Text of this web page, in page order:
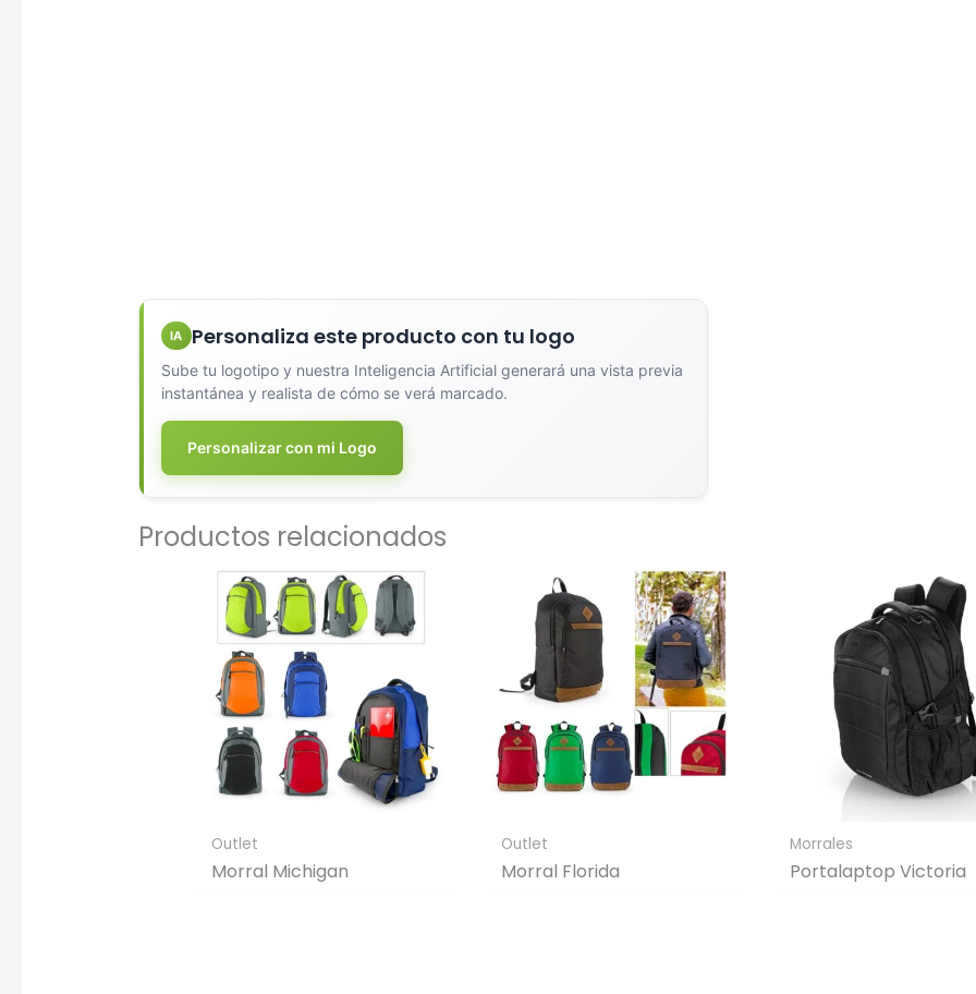
IA Personaliza este producto con tu logo
Sube tu logotipo y nuestra Inteligencia Artificial generará una vista previa
instantánea y realista de cómo se verá marcado.
Personalizar con mi Logo
Productos relacionados
Outlet
Morral Michigan
Outlet
Morral Florida
Morrales
Portalaptop Victoria